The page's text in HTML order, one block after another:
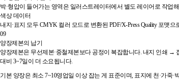
박·형압이 들어가는 영역은 일러스트레이터에서 별도 레이어로 작업
색상 데이터
내지·표지 모두 CMYK 컬러 모드로 변환된 PDF/X-Press Quality 포맷
09
양장제본의 납기
양장제본은 무선제본·중철제본보다 공정이 복잡합니다. 내지 인쇄
대비 3~7일이 더 소요됩니다.
기본 양장은 최소 7~10영업일 이상 잡는 게 표준이며, 표지에 천·가죽